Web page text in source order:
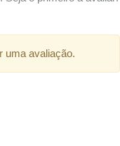
uma avaliação.